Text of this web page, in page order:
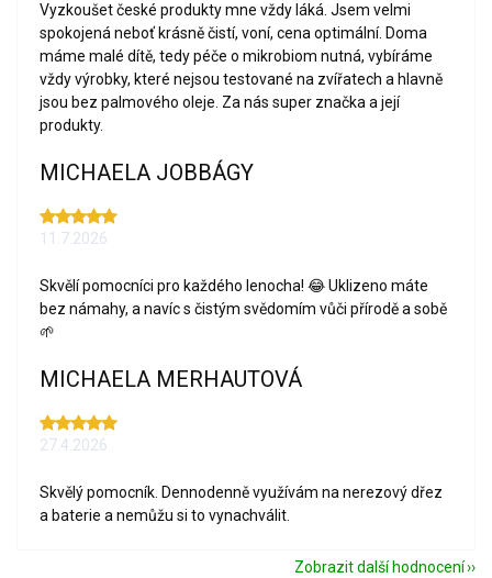
Vyzkoušet české produkty mne vždy láká. Jsem velmi
spokojená neboť krásně čistí, voní, cena optimální. Doma
máme malé dítě, tedy péče o mikrobiom nutná, vybíráme
vždy výrobky, které nejsou testované na zvířatech a hlavně
jsou bez palmového oleje. Za nás super značka a její
produkty.
MICHAELA JOBBÁGY
11.7.2026
Skvělí pomocníci pro každého lenocha! 😂 Uklizeno máte
bez námahy, a navíc s čistým svědomím vůči přírodě a sobě
🌱
MICHAELA MERHAUTOVÁ
27.4.2026
Skvělý pomocník. Dennodenně využívám na nerezový dřez
a baterie a nemůžu si to vynachválit.
Zobrazit další hodnocení